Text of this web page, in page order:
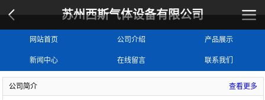
苏州西斯气体设备有限公司
网站首页 公司介绍 产品展示
新闻中心 在线留言 联系我们
查看更多
公司简介